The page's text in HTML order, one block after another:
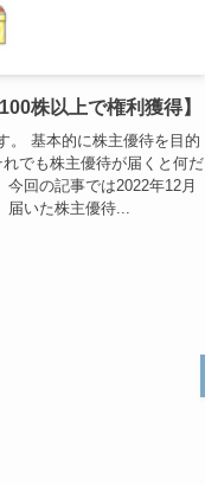
株以上で権利獲得】
。 基本的に株主優待を目的
でも株主優待が届くと何だ
回の記事では2022年12月
届いた株主優待...